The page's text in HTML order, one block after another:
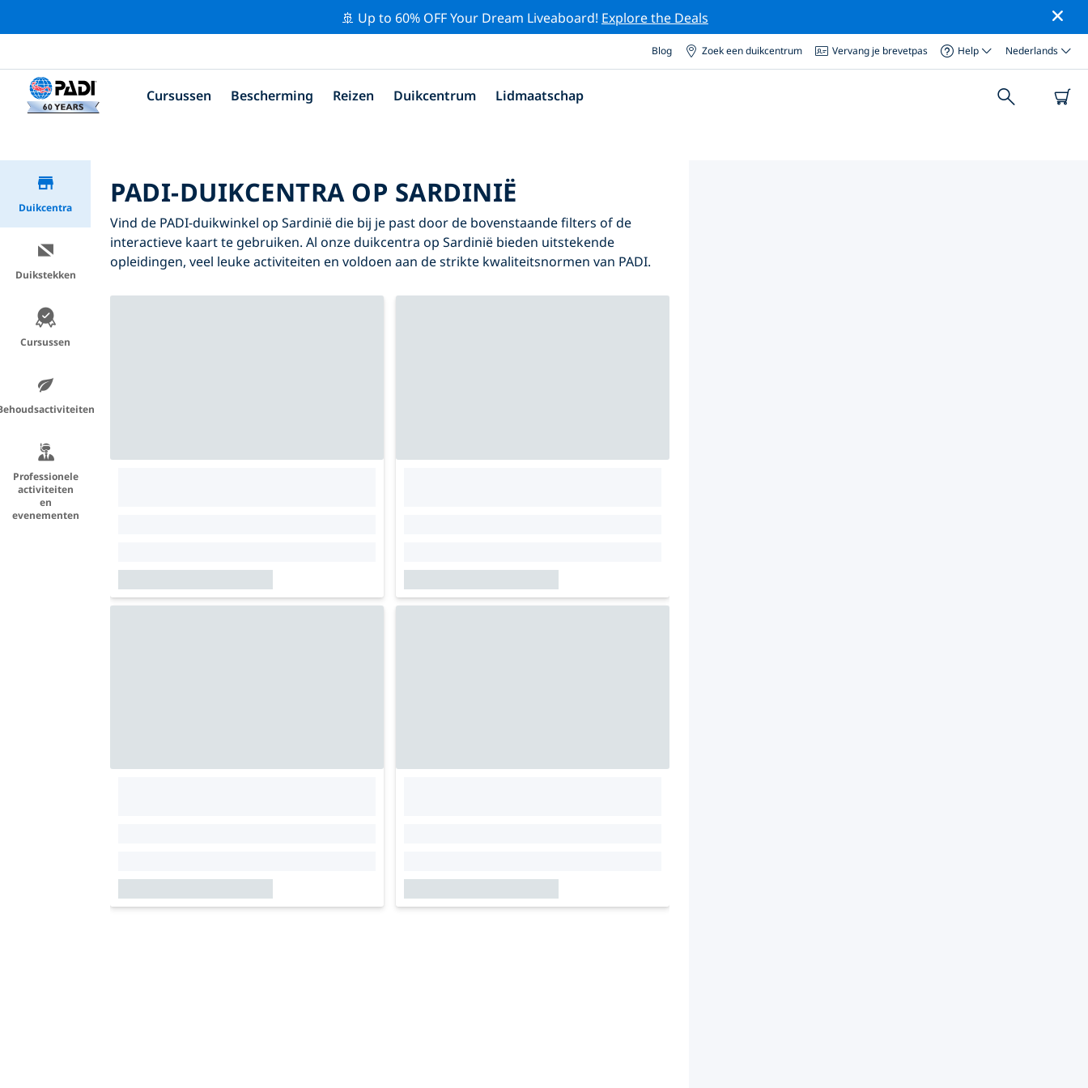
🚢 Up to 60% OFF Your Dream Liveaboard! Explore the Deals
Blog Zoek een duikcentrum Vervang je brevetpas Help Nederlands
Cursussen Bescherming Reizen Duikcentrum Lidmaatschap
Duikcentra
Duikstekken
Cursussen
Professionele
activiteiten
en
evenementen
PADI-DUIKCENTRA OP SARDINIË
Vind de PADI-duikwinkel op Sardinië die bij je past door de bovenstaande filters of de
interactieve kaart te gebruiken. Al onze duikcentra op Sardinië bieden uitstekende
opleidingen, veel leuke activiteiten en voldoen aan de strikte kwaliteitsnormen van PADI.